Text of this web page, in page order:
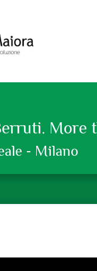
More
- Milano